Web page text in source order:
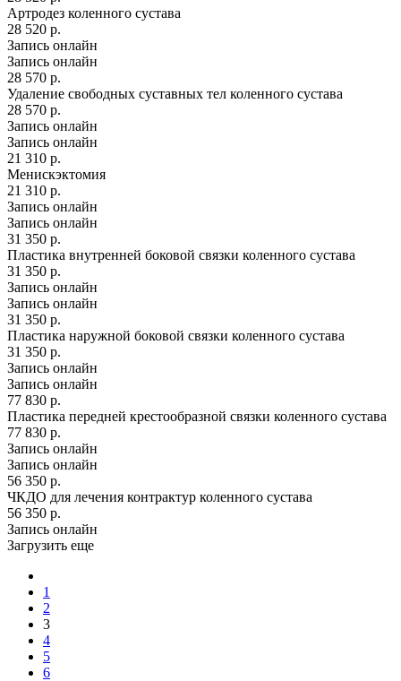
Артродез коленного сустава
28 520 р.
Запись онлайн
Запись онлайн
28 570 р.
Удаление свободных суставных тел коленного сустава
28 570 р.
Запись онлайн
Запись онлайн
21 310 р.
Менискэктомия
21 310 р.
Запись онлайн
Запись онлайн
31 350 р.
Пластика внутренней боковой связки коленного сустава
31 350 р.
Запись онлайн
Запись онлайн
31 350 р.
Пластика наружной боковой связки коленного сустава
31 350 р.
Запись онлайн
Запись онлайн
77 830 р.
Пластика передней крестообразной связки коленного сустава
77 830 р.
Запись онлайн
Запись онлайн
56 350 р.
ЧКДО для лечения контрактур коленного сустава
56 350 р.
Запись онлайн
Загрузить еще
1
2
3
4
5
6